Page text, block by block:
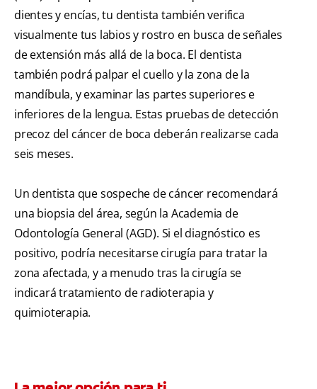
dientes y encías, tu dentista también verifica
visualmente tus labios y rostro en busca de señales
de extensión más allá de la boca. El dentista
también podrá palpar el cuello y la zona de la
mandíbula, y examinar las partes superiores e
inferiores de la lengua. Estas pruebas de detección
precoz del cáncer de boca deberán realizarse cada
seis meses.
Un dentista que sospeche de cáncer recomendará
una biopsia del área, según la Academia de
Odontología General (AGD). Si el diagnóstico es
positivo, podría necesitarse cirugía para tratar la
zona afectada, y a menudo tras la cirugía se
indicará tratamiento de radioterapia y
quimioterapia.